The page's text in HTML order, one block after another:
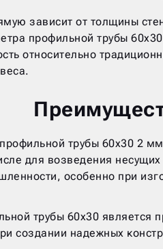
зависит от толщины
профильной трубы
относительно
трубы 60х30 2
для возведения
особенно при
трубы 60х30 является
создании надежных